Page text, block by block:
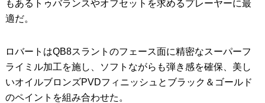
もあるトゥバランスやオフセットを求めるプレーヤーに最
適だ。
ロバートはQB8スラントのフェース面に精密なスーパーフ
ライミル加工を施し、ソフトながらも弾き感を確保、美し
いオイルブロンズPVDフィニッシュとブラック＆ゴールド
のペイントを組み合わせた。